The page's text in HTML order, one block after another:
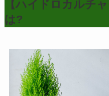
【ハイドロカルチ
は?